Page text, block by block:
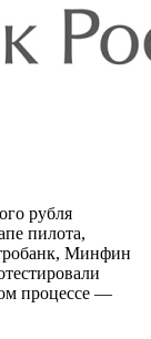
рубля
пилота,
Минфин
процессе —